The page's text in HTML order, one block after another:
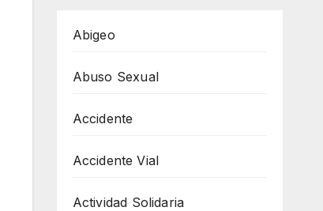
Abigeo
Abuso Sexual
Accidente
Accidente Vial
Actividad Solidaria